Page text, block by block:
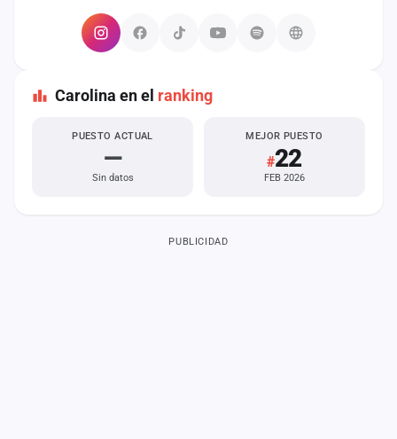
Carolina en el ranking
PUESTO ACTUAL
—
Sin datos
MEJOR PUESTO
#22
FEB 2026
PUBLICIDAD